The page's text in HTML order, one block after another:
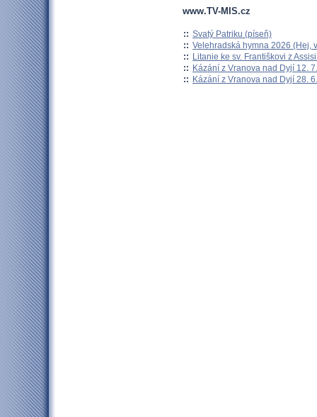
www.TV-MIS.cz
:: Svatý Patriku (píseň)
:: Velehradská hymna 2026 (Hej,
:: Litanie ke sv. Františkovi z
:: Kázání z Vranova nad Dyjí 12.
:: Kázání z Vranova nad Dyjí 28.